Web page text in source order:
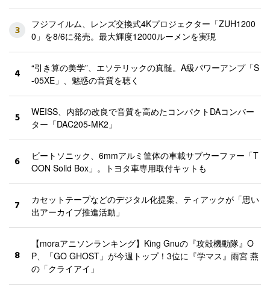
3
フジフイルム、レンズ交換式4Kプロジェクター「ZUH1200
0」を8/6に発売。最大輝度12000ルーメンを実現
4
“引き算の美学”、エソテリックの真髄。A級パワーアンプ「S
-05XE」、魅惑の音質を聴く
5
WEISS、内部の改良で音質を高めたコンパクトDAコンバー
ター「DAC205-MK2」
6
ビートソニック、6mmアルミ筐体の車載サブウーファー「T
OON Solid Box」。トヨタ車専用取付キットも
7
カセットテープなどのデジタル化提案、ティアックが「思い
出アーカイブ推進活動」
8
【moraアニソンランキング】King Gnuの『攻殻機動隊』O
P、「GO GHOST」が今週トップ！3位に『学マス』雨宮 燕
の「クライアイ」